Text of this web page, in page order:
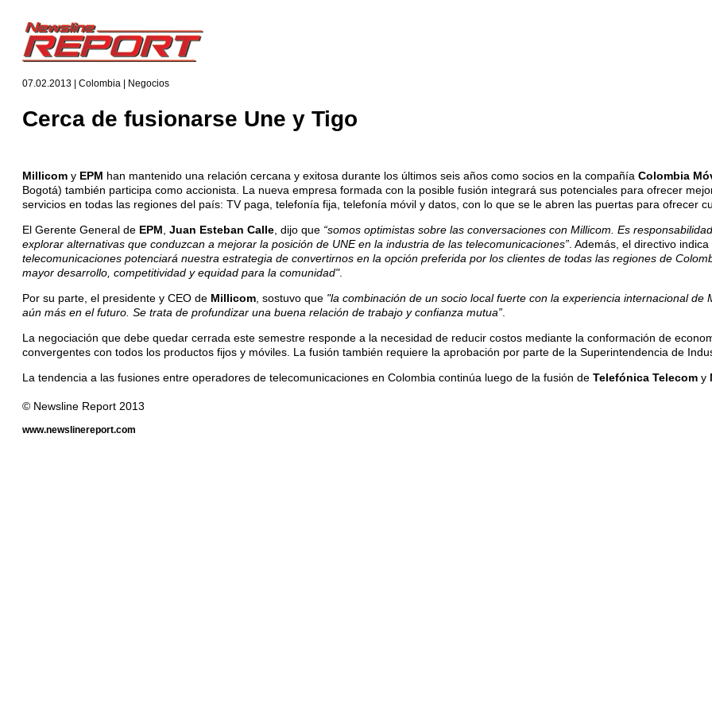
07.02.2013 | Colombia | Negocios
Cerca de fusionarse Une y Tigo
Millicom y EPM han mantenido una relación cercana y exitosa durante los últimos seis años como socios en la compañía Colombia
Bogotá) también participa como accionista. La nueva empresa formada con la posible fusión integrará sus potenciales para ofrecer
servicios en todas las regiones del país: TV paga, telefonía fija, telefonía móvil y datos, con lo que se le abren las puertas para ofrecer
El Gerente General de EPM Juan Esteban Calle , dijo que “somos optimistas sobre las conversaciones con Millicom. Es
explorar alternativas que conduzcan a mejorar la posición de UNE en la industria de las telecomunicaciones” . Además, el directivo
telecomunicaciones potenciará nuestra estrategia de convertirnos en la opción preferida por los clientes de todas las regiones de
mayor desarrollo, competitividad y equidad para la comunidad".
Por su parte, el presidente y CEO de Millicom , sostuvo que "la combinación de un socio local fuerte con la experiencia internacional
aún más en el futuro. Se trata de profundizar una buena relación de trabajo y confianza mutua”
La negociación que debe quedar cerrada este semestre responde a la necesidad de reducir costos mediante la conformación de
convergentes con todos los productos fijos y móviles. La fusión también requiere la aprobación por parte de la Superintendencia de
La tendencia a las fusiones entre operadores de telecomunicaciones en Colombia continúa luego de la fusión de Telefónica Telecom y
© Newsline Report 2013
www.newslinereport.com